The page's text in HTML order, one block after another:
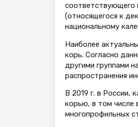
соответствующего
(относящегося к
национальному
Наиболее
корь. Согласно
другими группами
распространения
В 2019 г. в России,
корью, в том числе
многопрофильных